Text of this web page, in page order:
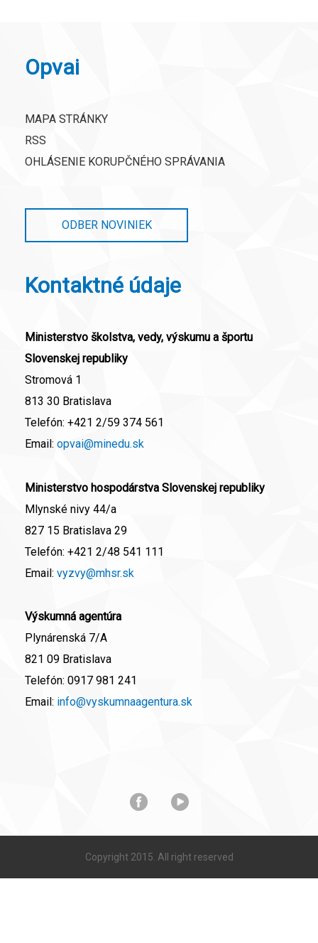
Opvai
MAPA STRÁNKY
RSS
OHLÁSENIE KORUPČNÉHO SPRÁVANIA
ODBER NOVINIEK
Kontaktné údaje
Ministerstvo školstva, vedy, výskumu a športu
Slovenskej republiky
Stromová 1
813 30 Bratislava
Telefón: +421 2/59 374 561
Email: opvai@minedu.sk
Ministerstvo hospodárstva Slovenskej republiky
Mlynské nivy 44/a
827 15 Bratislava 29
Telefón: +421 2/48 541 111
Email: vyzvy@mhsr.sk
Výskumná agentúra
Plynárenská 7/A
821 09 Bratislava
Telefón: 0917 981 241
Email: info@vyskumnaagentura.sk
Copyright 2015. All right reserved